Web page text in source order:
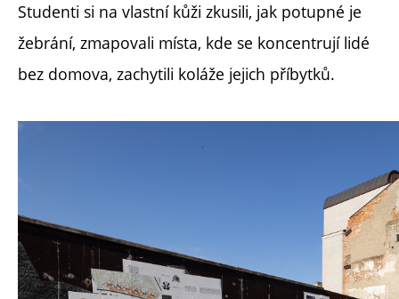
Studenti si na vlastní kůži zkusili, jak potupné je
žebrání, zmapovali místa, kde se koncentrují lidé
bez domova, zachytili koláže jejich příbytků.